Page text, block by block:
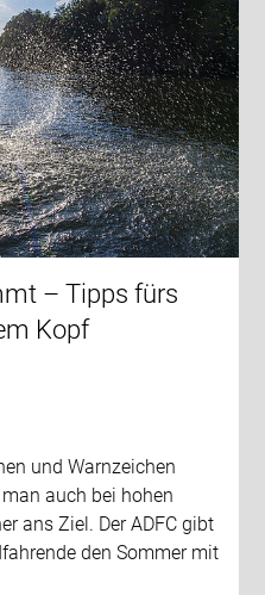
– Tipps fürs
Kopf
und Warnzeichen
auch bei hohen
ans Ziel. Der ADFC gibt
den Sommer mit